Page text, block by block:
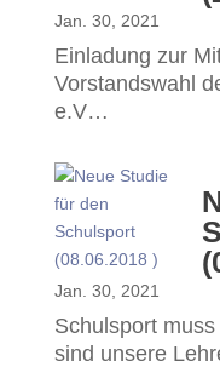
Jan. 30, 2021
Einladung zur
Vorstandswahl
e.V…
Jan. 30, 2021
Schulsport
sind unsere